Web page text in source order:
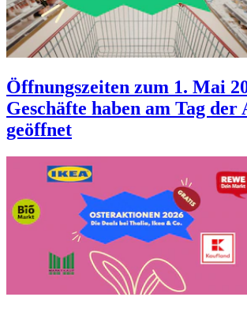
Öffnungszeiten zum 1. Mai
Geschäfte haben am Tag der
geöffnet